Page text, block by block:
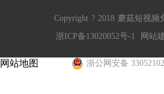
Copyright ? 2018 蘑菇短视频
浙ICP备13020052号-1
网站
浙公网安备
网站地图